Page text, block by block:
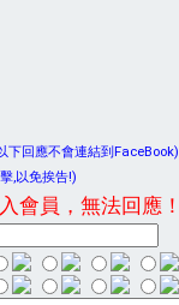
下回應不會連結到FaceBook)
,以免挨告!)
會員，無法回應！